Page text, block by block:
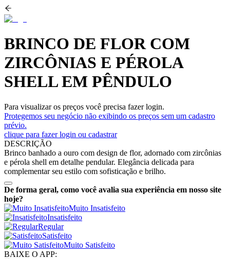
BRINCO DE FLOR COM
ZIRCÔNIAS E PÉROLA
SHELL EM PÊNDULO
Para visualizar os preços você precisa fazer login.
Protegemos seu negócio não exibindo os preços sem um cadastro
prévio.
clique para fazer login ou cadastrar
DESCRIÇÃO
Brinco banhado a ouro com design de flor, adornado com zircônias
e pérola shell em detalhe pendular. Elegância delicada para
complementar seu estilo com sofisticação e brilho.
De forma geral, como você avalia sua experiência em nosso site
hoje?
Muito Insatisfeito
Insatisfeito
Regular
Satisfeito
Muito Satisfeito
BAIXE O APP: